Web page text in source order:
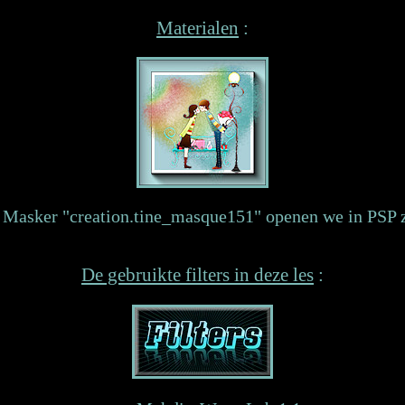
Materialen :
"creation.tine_masque151" openen we in PSP
De gebruikte filters in deze les :